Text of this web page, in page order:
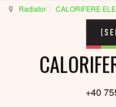
Radiator CALORIFERE
+40